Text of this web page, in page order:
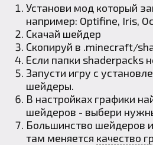
Установи мод который
например: Optifine, Iris,
Скачай шейдер
Скопируй в .minecraft/
Если папки shaderpacks
Запусти игру с
шейдеры.
В настройках графики
шейдеров - выбери
Большинство шейдеров
там меняется качество